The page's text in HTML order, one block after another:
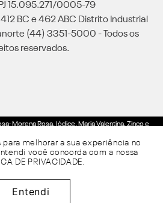
melhorar a sua experiência no
você concorda com a nossa
DE PRIVACIDADE.
Entendi
15.095.271/0005-79
BC e 462 ABC Distrito Industrial
(44) 3351-5000 - Todos os
reservados.
Morena Rosa, Iódice, Maria Valentina, Zinco e